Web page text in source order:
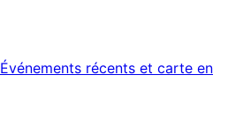
Événements récents et carte en